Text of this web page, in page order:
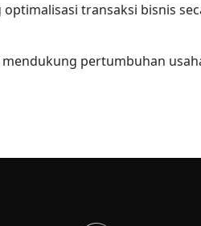
transaksi bisnis
mendukung pertumbuhan